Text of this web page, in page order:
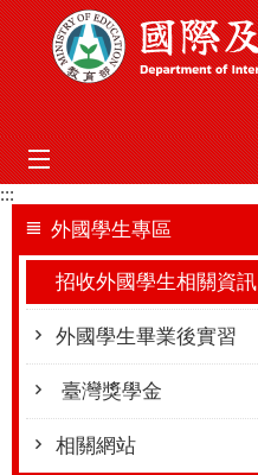
跳到主要內容區塊
mobile_menu
:::
外國學生專區
招收外國學生相關資訊
外國學生畢業後實習
臺灣獎學金
相關網站